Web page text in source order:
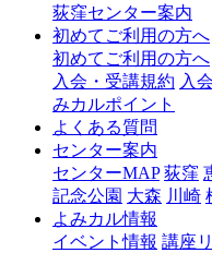
荻窪センター案内
初めてご利用の方へ
初めてご利用の方へ
入会・受講規約 入
みカルポイント
よくある質問
センター案内
センターMAP 荻窪
記念公園 大森 川崎
よみカル情報
イベント情報 講座